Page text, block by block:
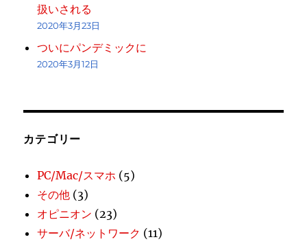
扱いされる
2020年3月23日
ついにパンデミックに
2020年3月12日
カテゴリー
PC/Mac/スマホ (5)
その他 (3)
オピニオン (23)
サーバ/ネットワーク (11)